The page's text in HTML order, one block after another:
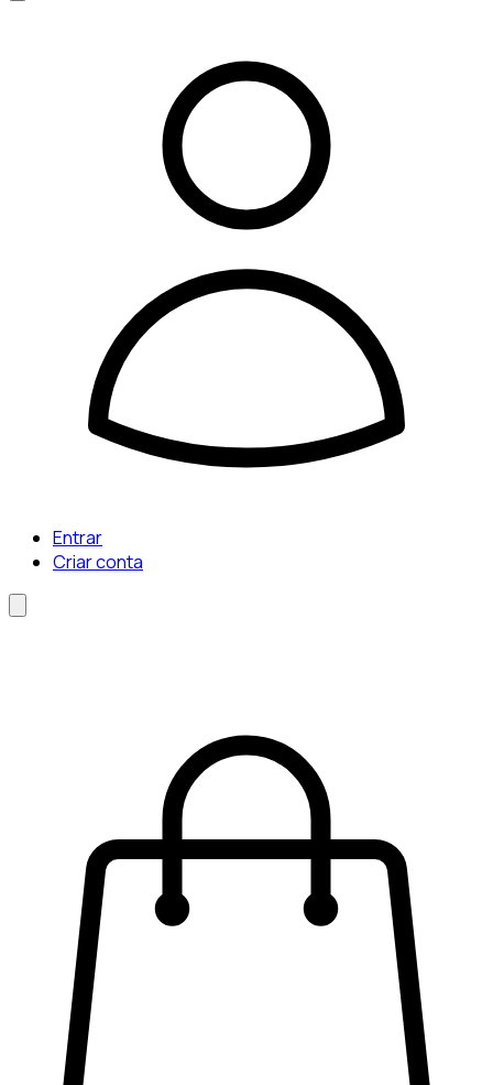
Entrar
Criar conta